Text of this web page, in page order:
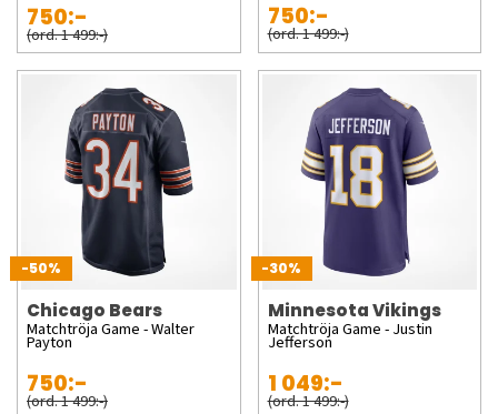
750:-
(ord. 1 499:-)
750:-
(ord. 1 499:-)
-50%
Chicago Bears
Matchtröja Game - Walter
Payton
750:-
(ord. 1 499:-)
-30%
Minnesota Vikings
Matchtröja Game - Justin
Jefferson
1 049:-
(ord. 1 499:-)